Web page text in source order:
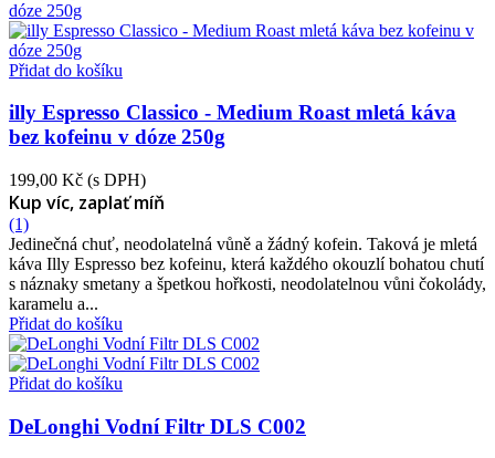
Přidat do košíku
illy Espresso Classico - Medium Roast mletá káva
bez kofeinu v dóze 250g
199,00 Kč (s DPH)
Kup víc, zaplať míň
(1)
Jedinečná chuť, neodolatelná vůně a žádný kofein. Taková je mletá
káva Illy Espresso bez kofeinu, která každého okouzlí bohatou chutí
s náznaky smetany a špetkou hořkosti, neodolatelnou vůni čokolády,
karamelu a...
Přidat do košíku
Přidat do košíku
DeLonghi Vodní Filtr DLS C002